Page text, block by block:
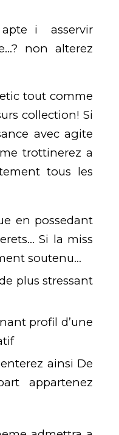
apte i asservir
non alterez
tout comme
collection! Si
avec agite
trottinerez a
tous les
en possedant
Si la miss
soutenu…
plus stressant
profil d’une
ainsi De
appartenez